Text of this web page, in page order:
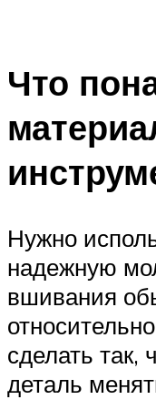
Что
Нужно
надежную
вшивания
сделать так,
деталь